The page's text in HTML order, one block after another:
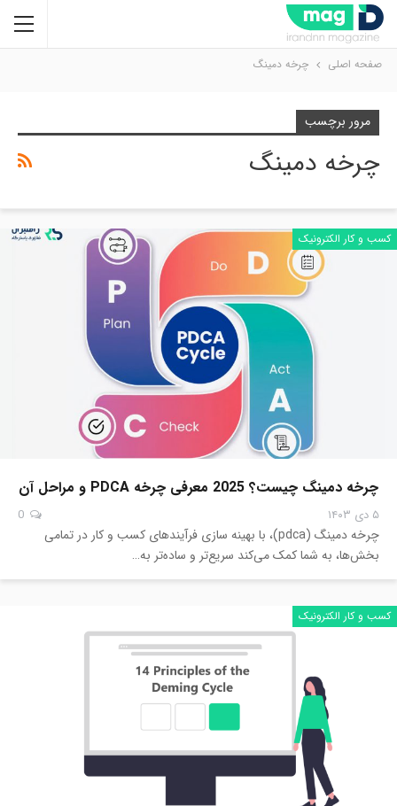
صفحه اصلی چرخه دمینگ
مرور برچسب
چرخه دمینگ
کسب و کار الکترونیک
چرخه دمینگ چیست؟ 2025 معرفی چرخه PDCA و مراحل آن
۵ دی ۱۴۰۳
چرخه دمینگ (pdca)، با بهینه سازی فرآیندهای کسب و کار در تمامی
بخش‌ها، به شما کمک می‌کند سریع‌تر و ساده‌تر به…
کسب و کار الکترونیک